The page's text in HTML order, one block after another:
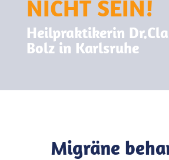
NICHT SEIN!
Heilpraktikerin
Bolz in Karlsruhe
Migräne